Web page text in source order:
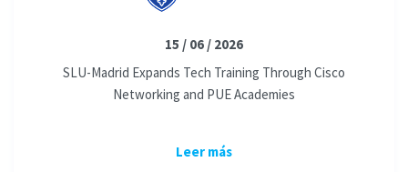
15 / 06 / 2026
SLU-Madrid Expands Tech Training Through Cisco
Networking and PUE Academies
Leer más